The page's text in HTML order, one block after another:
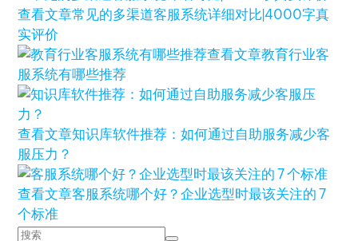
查看文章常见的多渠道客服系统详细对比|4000字真
实评价
查看文章教育行业客
服系统有哪些推荐
查看文章知识库软件推荐：如何通过自助服务减少客
服压力？
查看文章客服系统哪个好？企业选型时最该关注的 7
个标准